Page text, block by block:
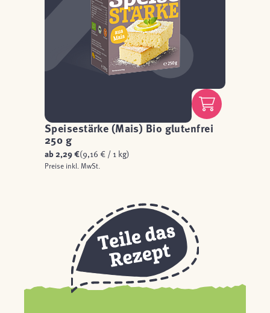
Speisestärke (Mais) Bio glutenfrei
250 g
ab 2,29 €(9,16 € / 1 kg)
Preise inkl. MwSt.